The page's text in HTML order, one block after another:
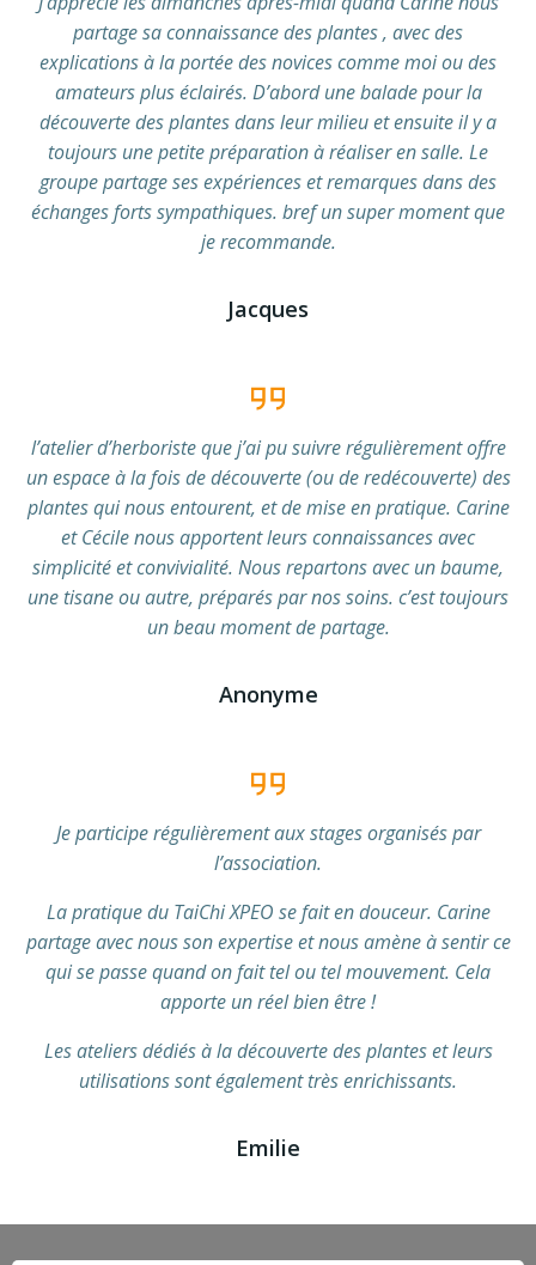
partage sa connaissance des plantes , avec des
explications à la portée des novices comme moi ou des
amateurs plus éclairés. D’abord une balade pour la
découverte des plantes dans leur milieu et ensuite il y a
toujours une petite préparation à réaliser en salle. Le
groupe partage ses expériences et remarques dans des
échanges forts sympathiques. bref un super moment que
je recommande.
Jacques
l’atelier d’herboriste que j’ai pu suivre régulièrement offre
un espace à la fois de découverte (ou de redécouverte) des
plantes qui nous entourent, et de mise en pratique. Carine
et Cécile nous apportent leurs connaissances avec
simplicité et convivialité. Nous repartons avec un baume,
une tisane ou autre, préparés par nos soins. c’est toujours
un beau moment de partage.
Anonyme
Je participe régulièrement aux stages organisés par
l’association.
La pratique du TaiChi XPEO se fait en douceur. Carine
partage avec nous son expertise et nous amène à sentir ce
qui se passe quand on fait tel ou tel mouvement. Cela
apporte un réel bien être !
Les ateliers dédiés à la découverte des plantes et leurs
utilisations sont également très enrichissants.
Emilie